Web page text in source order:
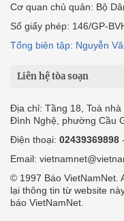
Cơ quan chủ quản: Bộ
Số giấy phép: 146/GP-
Tổng biên tập: Nguyễn
Liên hệ tòa soạn
Địa chỉ: Tầng 18, Toà
Đình Nghệ, phường Cầu
Điện thoại: 02439369898
Email:
© 1997 Báo VietNamNet.
lại thông tin từ website
báo VietNamNet.